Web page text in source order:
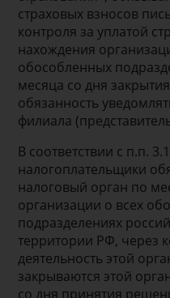
страховых взносов
контроля за уплатой
нахождения
обособленных
месяца со дня
обязанность
филиала
В соответствии с п.п.
налогоплательщики
налоговый орган по
организации о всех
подразделениях
территории РФ, через
деятельность этой
закрываются этой
со дня принятия